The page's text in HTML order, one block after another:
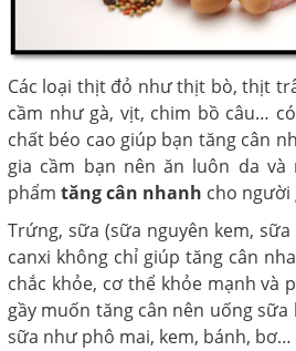
Các loại thịt đỏ như thịt bò, thịt
cầm như gà, vịt, chim bồ câu…
chất béo cao giúp bạn tăng cân
gia cầm bạn nên ăn luôn da
phẩm tăng cân nhanh cho người
Trứng, sữa (sữa nguyên kem,
canxi không chỉ giúp tăng cân
chắc khỏe, cơ thể khỏe mạnh và
gầy muốn tăng cân nên uống
sữa như phô mai, kem, bánh, bơ…